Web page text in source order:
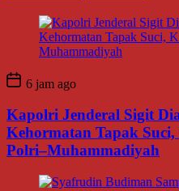
6 jam ago
Kapolri Jenderal Sigit
Kehormatan Tapak
Polri–Muhammadiyah